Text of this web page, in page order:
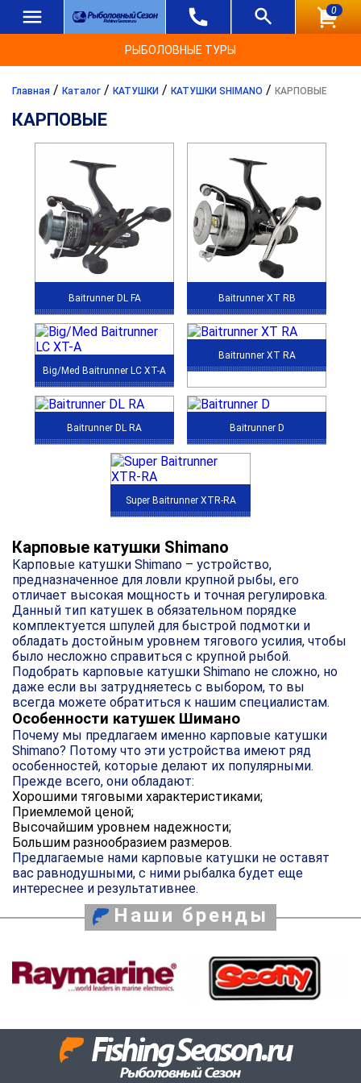
0
РЫБОЛОВНЫЕ ТУРЫ
Главная / Каталог / КАТУШКИ / КАТУШКИ SHIMANO / КАРПОВЫЕ
КАРПОВЫЕ
Baitrunner DL FA Baitrunner XT RB
Big/Med Baitrunner LC XT-A
Baitrunner XT RA
Baitrunner DL RA Baitrunner D
Super Baitrunner XTR-RA
Карповые катушки Shimano
Карповые катушки Shimano – устройство,
предназначенное для ловли крупной рыбы, его
отличает высокая мощность и точная регулировка.
Данный тип катушек в обязательном порядке
комплектуется шпулей для быстрой подмотки и
обладать достойным уровнем тягового усилия, чтобы
было несложно справиться с крупной рыбой.
Подобрать карповые катушки Shimano не сложно, но
даже если вы затрудняетесь с выбором, то вы
всегда можете обратиться к нашим специалистам.
Особенности катушек Шимано
Почему мы предлагаем именно карповые катушки
Shimano? Потому что эти устройства имеют ряд
особенностей, которые делают их популярными.
Прежде всего, они обладают:
Хорошими тяговыми характеристиками;
Приемлемой ценой;
Высочайшим уровнем надежности;
Большим разнообразием размеров.
Предлагаемые нами карповые катушки не оставят
вас равнодушными, с ними рыбалка будет еще
интереснее и результативнее.
Наши бренды